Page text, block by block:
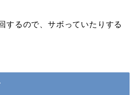
するので、サボっていたりする